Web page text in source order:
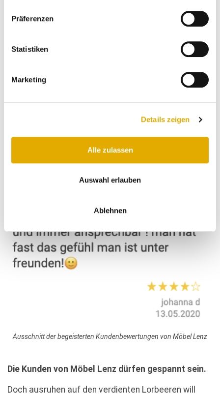
Präferenzen
Statistiken
Marketing
Details zeigen
Alle zulassen
Auswahl erlauben
Ablehnen
Ausschnitt der begeisterten Kundenbewertungen von Möbel Lenz
Die Kunden von Möbel Lenz dürfen gespannt sein.
Doch ausruhen auf den verdienten Lorbeeren will